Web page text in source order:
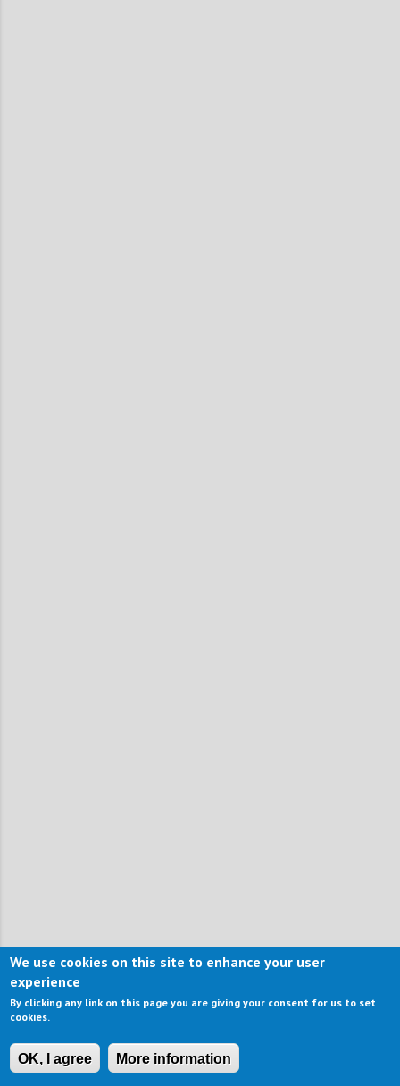
We use cookies on this site to enhance your user
experience
By clicking any link on this page you are giving your consent for us to set
cookies.
OK, I agree More information